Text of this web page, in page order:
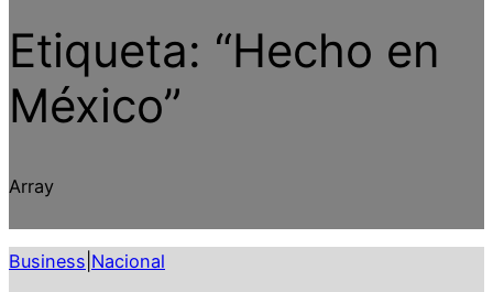
Etiqueta: “Hecho en
México”
Array
Business Nacional